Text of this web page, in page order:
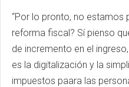
“Por lo pronto, no estamos
reforma fiscal? Sí pienso
de incremento en el
es la digitalización y la
impuestos paara las